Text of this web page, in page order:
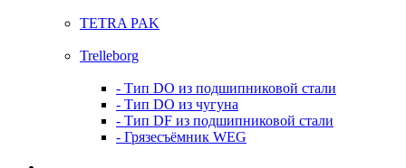
TETRA PAK
Trelleborg
- Тип DO из подшипниковой стали
- Тип DO из чугуна
- Тип DF из подшипниковой стали
- Грязесъёмник WEG